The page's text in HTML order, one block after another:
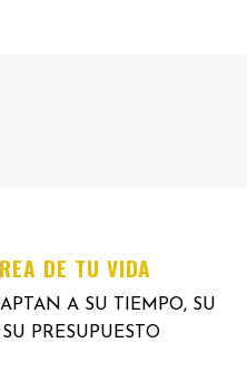
DE TU VIDA
A SU TIEMPO, SU
PRESUPUESTO